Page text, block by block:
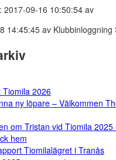
2017-09-16 10:50:54 av
14:45:45 av Klubbinloggning
Tiomila 2026
ny löpare – Välkommen
om Tristan vid Tiomila
hem
Tiomilalägret i Tranås